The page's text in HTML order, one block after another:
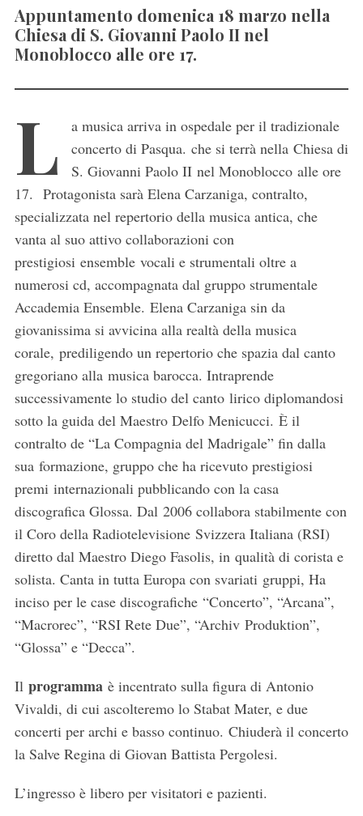
Appuntamento domenica 18 marzo nella
Chiesa di S. Giovanni Paolo II nel
Monoblocco alle ore 17.
L
a musica arriva in ospedale per il tradizionale
concerto di Pasqua. che si terrà nella Chiesa di
S. Giovanni Paolo II nel Monoblocco alle ore
17. Protagonista sarà Elena Carzaniga, contralto,
specializzata nel repertorio della musica antica, che
vanta al suo attivo collaborazioni con
prestigiosi ensemble vocali e strumentali oltre a
numerosi cd, accompagnata dal gruppo strumentale
Accademia Ensemble. Elena Carzaniga sin da
giovanissima si avvicina alla realtà della musica
corale, prediligendo un repertorio che spazia dal canto
gregoriano alla musica barocca. Intraprende
successivamente lo studio del canto lirico diplomandosi
sotto la guida del Maestro Delfo Menicucci. È il
contralto de “La Compagnia del Madrigale” fin dalla
sua formazione, gruppo che ha ricevuto prestigiosi
premi internazionali pubblicando con la casa
discografica Glossa. Dal 2006 collabora stabilmente con
il Coro della Radiotelevisione Svizzera Italiana (RSI)
diretto dal Maestro Diego Fasolis, in qualità di corista e
solista. Canta in tutta Europa con svariati gruppi, Ha
inciso per le case discografiche “Concerto”, “Arcana”,
“Macrorec”, “RSI Rete Due”, “Archiv Produktion”,
“Glossa” e “Decca”.
Il programmaè incentrato sulla figura di Antonio
Vivaldi, di cui ascolteremo lo Stabat Mater, e due
concerti per archi e basso continuo. Chiuderà il concerto
la Salve Regina di Giovan Battista Pergolesi.
L’ingresso è libero per visitatori e pazienti.